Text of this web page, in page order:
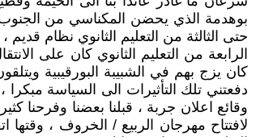
بوهدمة الذي يحضن المكناسي من الجنوب
حتى الثالثة من التعليم الثانوي نظام
الرابعة من التعليم الثانوي كان على
كان يزج بهم في الشبيبة البورقيبية
دفعتني تلك التأثيرات الى السياسة
وقائع اعلان جربة ، قبلنا بعضنا وفرحنا
لافتتاح مهرجان الربيع / الخروف ،